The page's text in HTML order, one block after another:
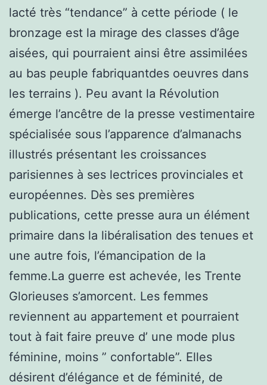
lacté très “tendance” à cette période ( le
bronzage est la mirage des classes d’âge
aisées, qui pourraient ainsi être assimilées
au bas peuple fabriquantdes oeuvres dans
les terrains ). Peu avant la Révolution
émerge l’ancêtre de la presse vestimentaire
spécialisée sous l’apparence d’almanachs
illustrés présentant les croissances
parisiennes à ses lectrices provinciales et
européennes. Dès ses premières
publications, cette presse aura un élément
primaire dans la libéralisation des tenues et
une autre fois, l’émancipation de la
femme.La guerre est achevée, les Trente
Glorieuses s’amorcent. Les femmes
reviennent au appartement et pourraient
tout à fait faire preuve d’ une mode plus
féminine, moins ” confortable”. Elles
désirent d’élégance et de féminité, de